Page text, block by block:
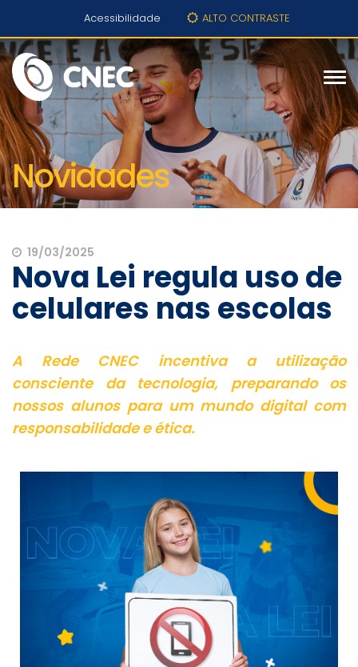
Acessibilidade ALTO CONTRASTE
Novidades
19/03/2025
Nova Lei regula uso de
celulares nas escolas
A Rede CNEC incentiva a utilização
consciente da tecnologia, preparando os
nossos alunos para um mundo digital com
responsabilidade e ética.